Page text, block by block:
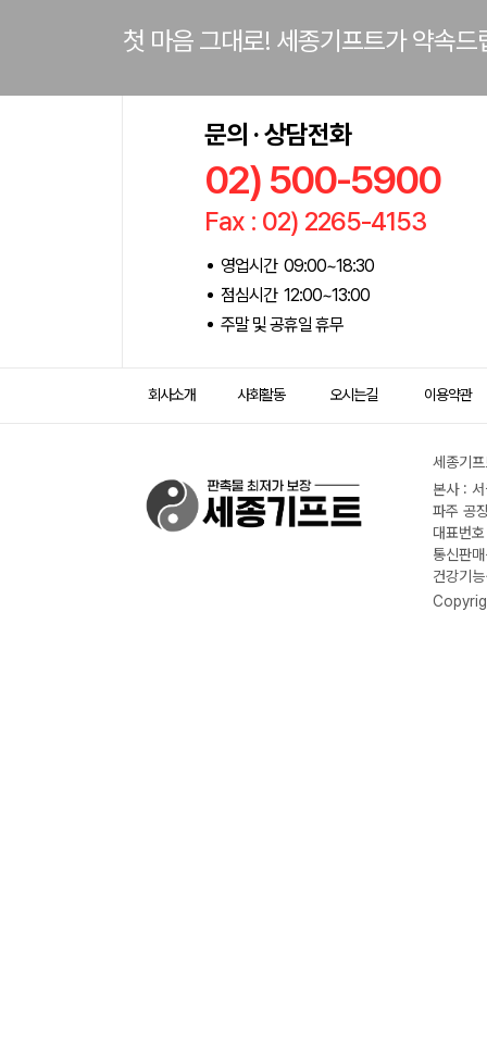
첫 마음 그대로! 세종기프트가 약속드
문의 · 상담전화
02) 500-5900
Fax : 02) 2265-4153
영업시간 09:00~18:30
점심시간 12:00~13:00
주말 및 공휴일 휴무
회사소개 사회활동 오시는길 이용약관
세종기
본사 :
파주 공
대표번
통신판
건강기